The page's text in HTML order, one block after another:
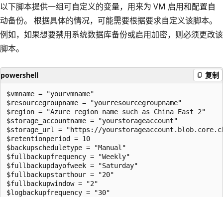
以下脚本提供一组可自定义的变量，用来为 VM 启用和配置自
动备份。 根据具体的情况，可能需要根据要求自定义该脚本。
例如，如果想要禁用系统数据库备份或启用加密，则必须更改该
脚本。
powershell 复制
$vmname = "yourvmname"
$resourcegroupname = "yourresourcegroupname"
$region = "Azure region name such as China East 2"
$storage_accountname = "yourstorageaccount"
$storage_url = "https://
$retentionperiod = 10
$backupscheduletype = "Manual"
$fullbackupfrequency = "Weekly"
$fullbackupdayofweek = "Saturday"
$fullbackupstarthour = "20"
$fullbackupwindow = "2"
$logbackupfrequency = "30"